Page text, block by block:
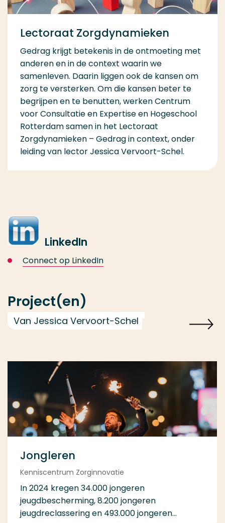
Lectoraat Zorgdynamieken
Gedrag krijgt betekenis in de ontmoeting met
anderen en in de context waarin we
samenleven. Daarin liggen ook de kansen om
zorg te versterken. Om die kansen beter te
begrijpen en te benutten, werken Centrum
voor Consultatie en Expertise en Hogeschool
Rotterdam samen in het Lectoraat
Zorgdynamieken – Gedrag in context, onder
leiding van lector Jessica Vervoort-Schel.
LinkedIn
Connect op LinkedIn
Project(en)
Van Jessica Vervoort-Schel
Jongleren
Kenniscentrum Zorginnovatie
In 2024 kregen 34.000 jongeren
jeugdbescherming, 8.200 jongeren
jeugdreclassering en 493.000 jongeren...